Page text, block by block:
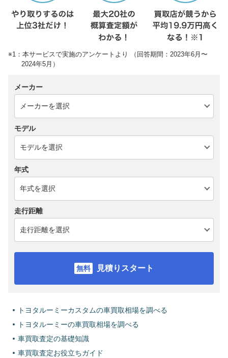
※1：本サービスで実施のアンケートより （回答期間：2023年6月〜
2024年5月）
メーカー
モデル
年式
走行距離
見積りスタート
トヨタルーミーカスタムの車買取相場を調べる
トヨタルーミーの車買取相場を調べる
車買取査定の基礎知識
車買取査定お役立ちガイド